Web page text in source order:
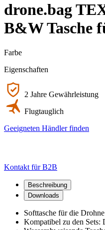
drone.bag
B&W Tasche
Farbe
Eigenschaften
2 Jahre Gewährleistung
Flugtauglich
Geeigneten Händler finden
Kontakt für B2B
Beschreibung
Downloads
Softtasche für die
Kompatibel zu den